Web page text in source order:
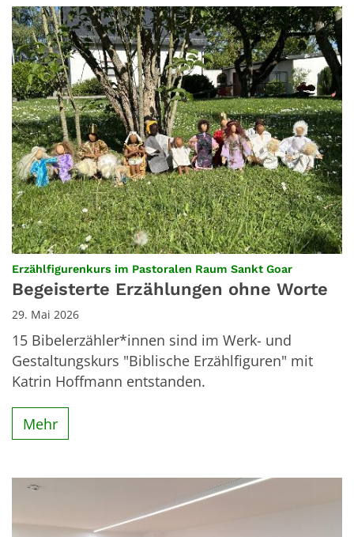
Erzählfigurenkurs im Pastoralen Raum Sankt Goar:
Begeisterte Erzählungen ohne Worte
29. Mai 2026
15 Bibelerzähler*innen sind im Werk- und
Gestaltungskurs "Biblische Erzählfiguren" mit
Katrin Hoffmann entstanden.
Mehr